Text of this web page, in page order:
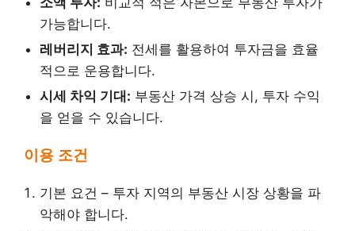
가능합니다.
레버리지 효과: 전세를 활용하여 투자금을 효율
적으로 운용합니다.
시세 차익 기대: 부동산 가격 상승 시, 투자 수익
을 얻을 수 있습니다.
이용 조건
기본 요건 – 투자 지역의 부동산 시장 상황을 파
악해야 합니다.